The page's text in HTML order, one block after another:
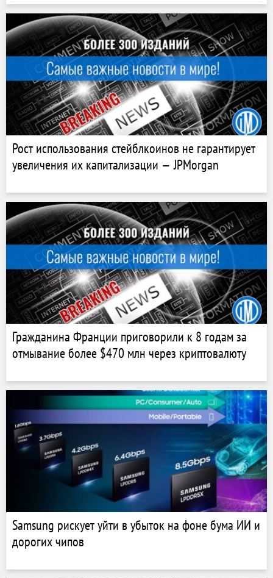
Рост использования стейблкоинов не гарантирует
увеличения их капитализации — JPMorgan
Гражданина Франции приговорили к 8 годам за
отмывание более $470 млн через криптовалюту
Samsung рискует уйти в убыток на фоне бума ИИ и
дорогих чипов